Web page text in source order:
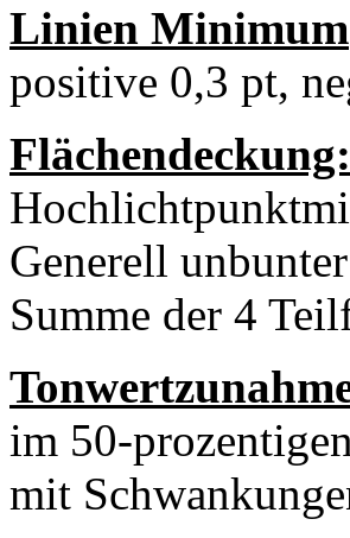
Linien Minimum
positive 0,3 pt,
Flächendeckung:
Generell
Summe der 4
im 50-
mit